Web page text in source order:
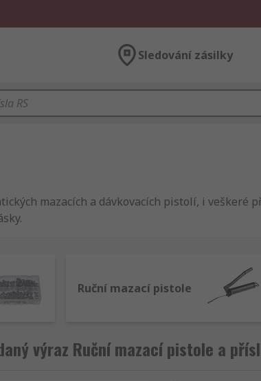
Sledování zásilky
mazacích a dávkovacích pistolí, i veškeré
Ruční mazací pistole
výraz Ruční mazací pistole a